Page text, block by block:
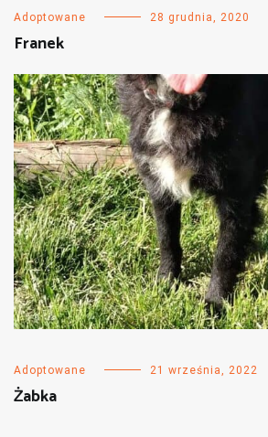
Adoptowane 28 grudnia, 2020
Franek
Adoptowane 21 września, 2022
Żabka